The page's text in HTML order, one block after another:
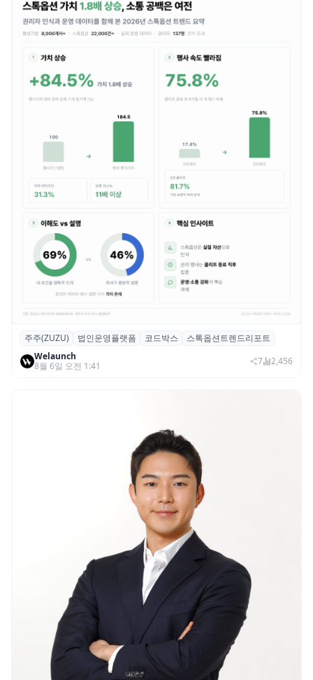
스톡옵션 취소율 2년 만에 18.2%→31.3%…
권리 발생 즉시 행사 비중도 급증
주주(ZUZU) 법인운영플랫폼 코드박스
스톡옵션트렌드리포트
Welaunch
8월 6일 오전 1:41
7 2,456